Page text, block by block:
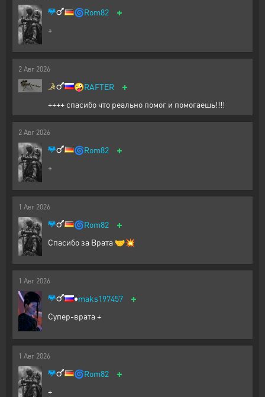
🌀Rom82 +
+
2 Авг 2026
🤪RAFTER +
++++ спасибо что реально помог и помогаешь!!!!
2 Авг 2026
🌀Rom82 +
+
1 Авг 2026
🌀Rom82 +
Спасибо за Врата 🤝💥
1 Авг 2026
♦️maks197457 +
Супер-врата +
1 Авг 2026
🌀Rom82 +
+